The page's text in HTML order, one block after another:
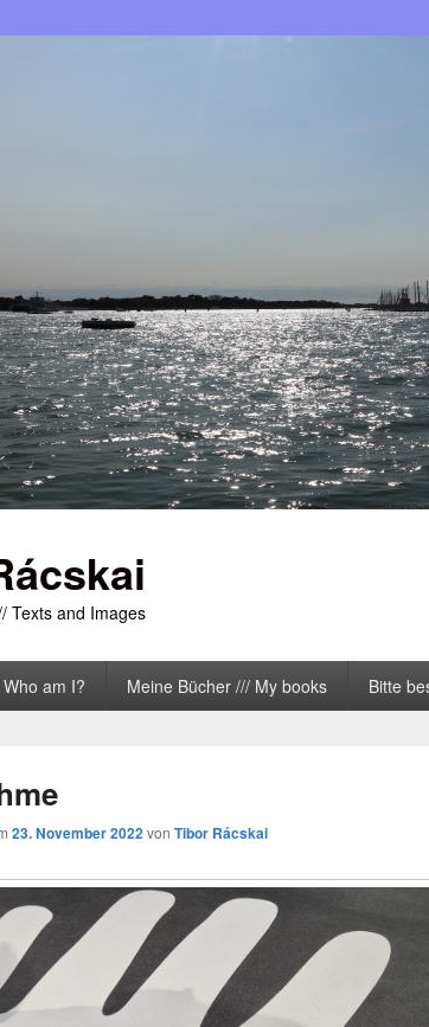
Texts and Images
am I? Meine Bücher /// My books Bitte
23. November 2022von Tibor Rácskai